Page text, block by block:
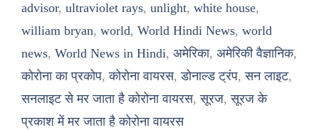
advisor, ultraviolet rays, unlight, white house,
william bryan, world, World Hindi News, world
news, World News in Hindi, अमेरिका, अमेरिकी वैज्ञानिक,
कोरोना का प्रकोप,कोरोना वायरस,डोनाल्ड ट्रंप,सन लाइट,
सनलाइट से मर जाता है कोरोना वायरस,सूरज,सूरज के
प्रकाश में मर जाता है कोरोना वायरस